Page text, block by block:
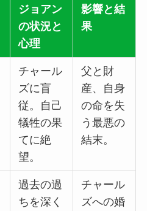
ジョアン
の状況と
心理
影響と結
果
チャール
ズに盲
従。自己
犠牲の果
てに絶
望。
父と財
産、自身
の命を失
う最悪の
結末。
過去の過
ちを深く
チャール
ズへの婚